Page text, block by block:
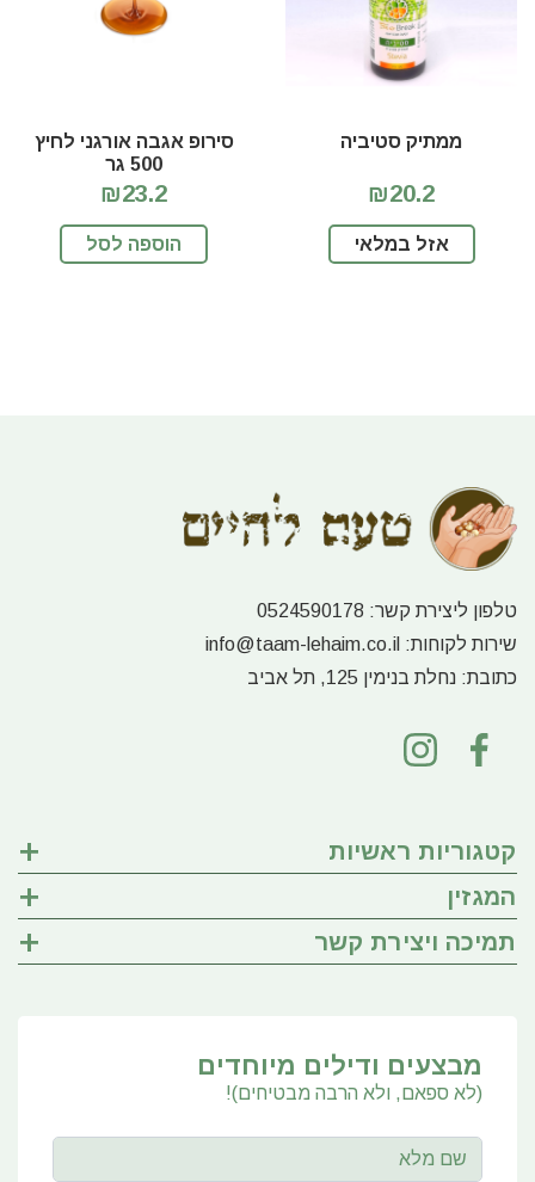
ממתיק סטיביה
₪20.2
אזל במלאי
סירופ אגבה אורגני לחיץ
500 גר
₪23.2
הוספה לסל
טלפון ליצירת קשר: 0524590178
שירות לקוחות: info@taam-lehaim.co.il
כתובת: נחלת בנימין 125, תל אביב
קטגוריות ראשיות
המגזין
תמיכה ויצירת קשר
מבצעים ודילים מיוחדים
(לא ספאם, ולא הרבה מבטיחים)!